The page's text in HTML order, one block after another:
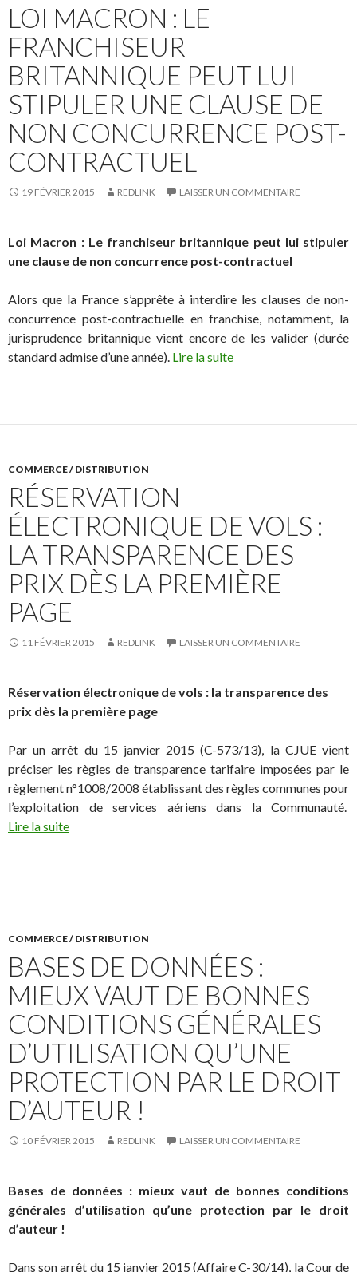
LOI MACRON : LE
FRANCHISEUR
BRITANNIQUE PEUT LUI
STIPULER UNE CLAUSE DE
NON CONCURRENCE POST-
CONTRACTUEL
19 FÉVRIER 2015 REDLINK LAISSER UN COMMENTAIRE
Loi Macron : Le franchiseur britannique peut lui stipuler
une clause de non concurrence post-contractuel
Alors que la France s’apprête à interdire les clauses de non-
concurrence post-contractuelle en franchise, notamment, la
jurisprudence britannique vient encore de les valider (durée
standard admise d’une année). Lire la suite
COMMERCE / DISTRIBUTION
RÉSERVATION
ÉLECTRONIQUE DE VOLS :
LA TRANSPARENCE DES
PRIX DÈS LA PREMIÈRE
PAGE
11 FÉVRIER 2015 REDLINK LAISSER UN COMMENTAIRE
Réservation électronique de vols : la transparence des
prix dès la première page
Par un arrêt du 15 janvier 2015 (C-573/13), la CJUE vient
préciser les règles de transparence tarifaire imposées par le
règlement n°1008/2008 établissant des règles communes pour
l’exploitation de services aériens dans la Communauté.
Lire la suite
COMMERCE / DISTRIBUTION
BASES DE DONNÉES :
MIEUX VAUT DE BONNES
CONDITIONS GÉNÉRALES
D’UTILISATION QU’UNE
PROTECTION PAR LE DROIT
D’AUTEUR !
10 FÉVRIER 2015 REDLINK LAISSER UN COMMENTAIRE
Bases de données : mieux vaut de bonnes conditions
générales d’utilisation qu’une protection par le droit
d’auteur !
Dans son arrêt du 15 janvier 2015 (Affaire C-30/14), la Cour de